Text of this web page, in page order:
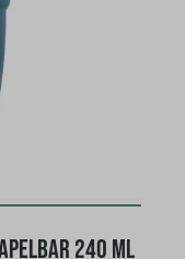
geeignet.
ab und
240 ml, 8
240 ml